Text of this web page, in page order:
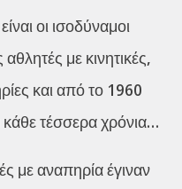
οι ισοδύναμοι
με κινητικές,
και από το 1960
κάθε τέσσερα χρόνια…
με αναπηρία έγιναν